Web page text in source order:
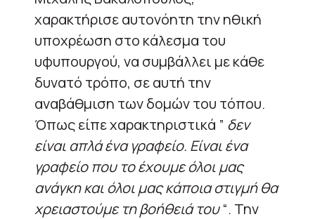
χαρακτήρισε αυτονόητη την ηθική
υποχρέωση στο κάλεσμα του
υφυπουργού, να συμβάλλει με κάθε
δυνατό τρόπο, σε αυτή την
αναβάθμιση των δομών του τόπου.
Όπως είπε χαρακτηριστικά ” δεν
είναι απλά ένα γραφείο. Είναι ένα
γραφείο που το έχουμε όλοι μας
ανάγκη και όλοι μας κάποια στιγμή θα
χρειαστούμε τη βοήθειά του“. Την